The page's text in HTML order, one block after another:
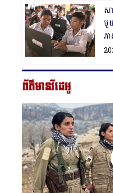
ស
មួ
ភ
ព័ត៌មានវីដេអូ